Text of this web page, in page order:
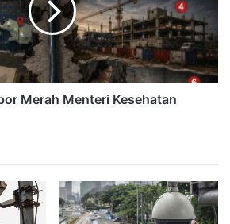
Merah Menteri Kesehatan